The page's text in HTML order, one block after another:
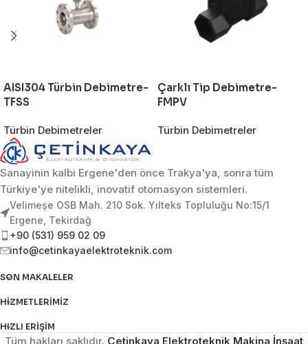
AISI304 Türbin Debimetre-
TFSS
Türbin Debimetreler
Çarklı Tip Debimetre-
FMPV
Türbin Debimetreler
Sanayinin kalbi Ergene'den önce Trakya'ya, sonra tüm
Türkiye'ye nitelikli, inovatif otomasyon sistemleri.
Velimeşe OSB Mah. 210 Sok. Yılteks Topluluğu No:15/1
Ergene, Tekirdağ
+90 (531) 959 02 09
info@cetinkayaelektroteknik.com
SON MAKALELER
HIZMETLERIMIZ
HIZLI ERIŞIM
Tüm hakları saklıdır. Çetinkaya Elektroteknik Makina İnşaat